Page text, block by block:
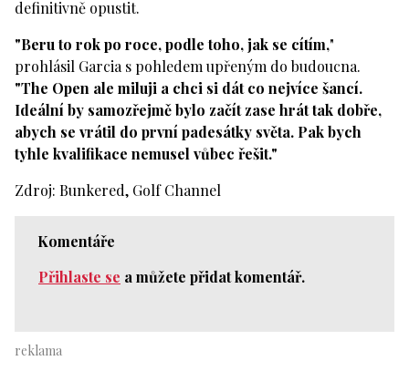
definitivně opustit.
"Beru to rok po roce, podle toho, jak se cítím,"
prohlásil Garcia s pohledem upřeným do budoucna.
"The Open ale miluji a chci si dát co nejvíce šancí.
Ideální by samozřejmě bylo začít zase hrát tak dobře,
abych se vrátil do první padesátky světa. Pak bych
tyhle kvalifikace nemusel vůbec řešit."
Zdroj: Bunkered, Golf Channel
Komentáře
Přihlaste se a můžete přidat komentář.